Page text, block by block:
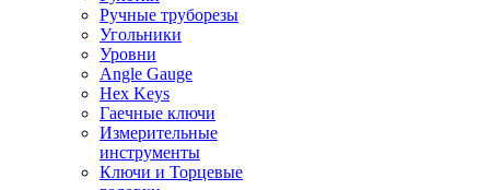
Ручные труборезы
Угольники
Уровни
Angle Gauge
Hex Keys
Гаечные ключи
Измерительные
инструменты
Ключи и Торцевые